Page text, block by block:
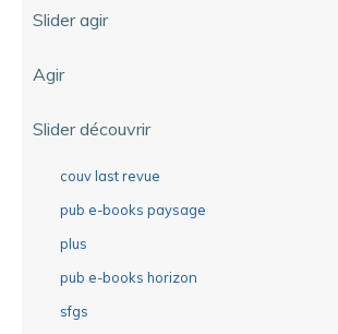
Slider agir
Agir
Slider découvrir
couv last revue
pub e-books paysage
plus
pub e-books horizon
sfgs